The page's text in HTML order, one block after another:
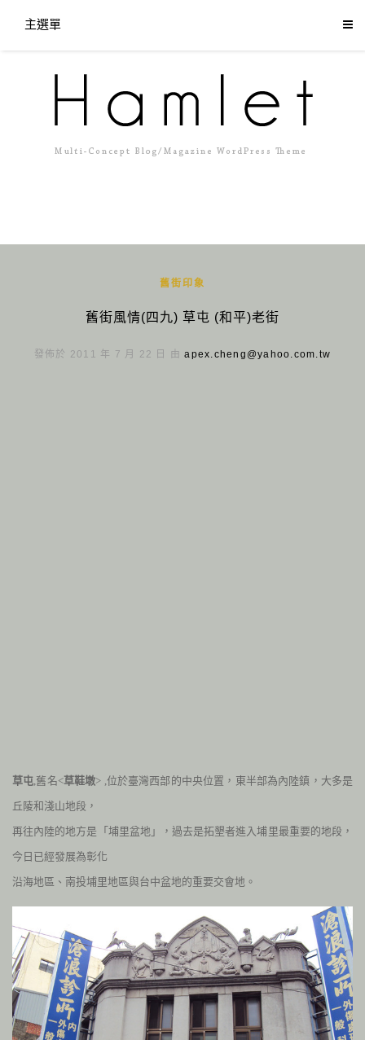
主選單
舊街印象
舊街風情(四九) 草屯 (和平)老街
發佈於 2011 年 7 月 22 日 由apex.cheng@yahoo.com.tw
草屯,舊名<草鞋墩> ,位於臺灣西部的中央位置，東半部為內陸鎮，大多是
丘陵和淺山地段，
再往內陸的地方是「埔里盆地」，過去是拓墾者進入埔里最重要的地段，
今日已經發展為彰化
沿海地區、南投埔里地區與台中盆地的重要交會地。